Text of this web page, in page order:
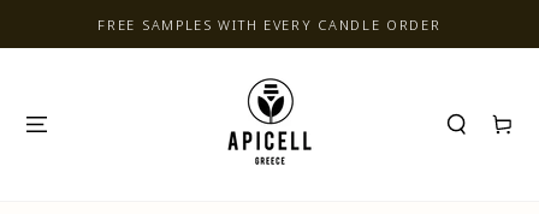
SKIP TO CONTENTFREE SAMPLES WITH EVERY CANDLE ORDER
Cart